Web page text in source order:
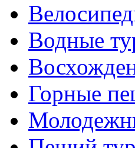
Водные
Горные